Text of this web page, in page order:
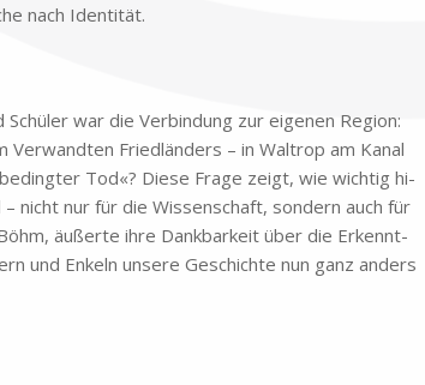
nach Iden­ti­tät.
war die Ver­bin­dung zur ei­ge­nen Re­gi­on:
Fried­län­ders – in Wal­trop am Ka­nal
Tod«? Die­se Fra­ge zeigt, wie wich­tig hi­
nicht nur für die Wis­sen­schaft, son­dern auch für
äu­ßer­te ihre Dank­bar­keit über die Er­kennt­
und En­keln un­se­re Ge­schich­te nun ganz an­ders